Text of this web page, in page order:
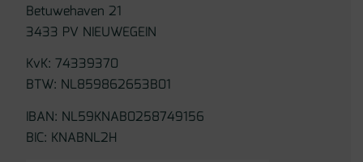
Betuwehaven 21
3433 PV NIEUWEGEIN
KvK: 74339370
BTW: NL859862653B01
IBAN: NL59KNAB0258749156
BIC: KNABNL2H